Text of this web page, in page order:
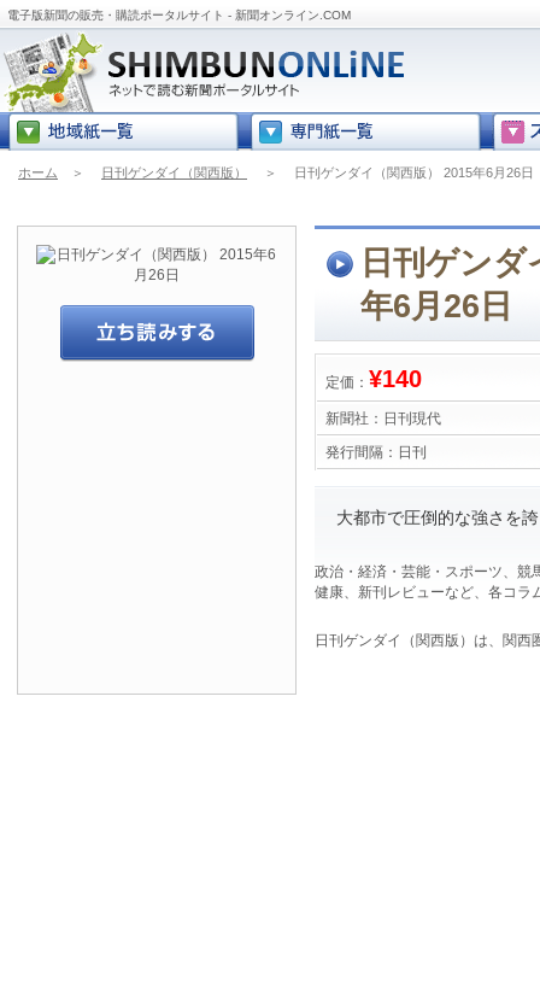
電子版新聞の販売・購読ポータルサイト - 新聞オンライン.COM
ホーム ＞ 日刊ゲンダイ（関西版） ＞ 日刊ゲンダイ（関西版） 2015年6月26日
日刊ゲン
年6月26日
定価： ¥140
新聞社： 日刊現代
発行間隔： 日刊
大都市で圧倒的な強さを
政治・経済・芸能・スポーツ、競
健康、新刊レビューなど、各コラ
日刊ゲンダイ（関西版）は、関